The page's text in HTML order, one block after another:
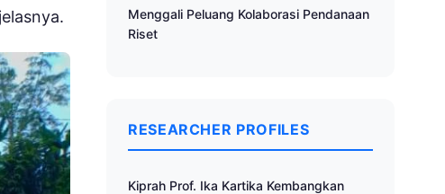
Menggali Peluang Kolaborasi Pendanaan
Riset
RESEARCHER PROFILES
Kiprah Prof. Ika Kartika Kembangkan